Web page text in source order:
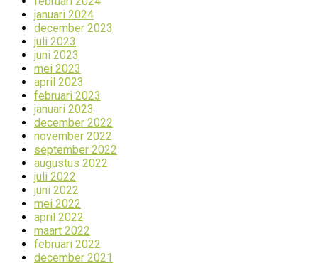
januari 2024
december 2023
juli 2023
juni 2023
mei 2023
april 2023
februari 2023
januari 2023
december 2022
november 2022
september 2022
augustus 2022
juli 2022
juni 2022
mei 2022
april 2022
maart 2022
februari 2022
december 2021